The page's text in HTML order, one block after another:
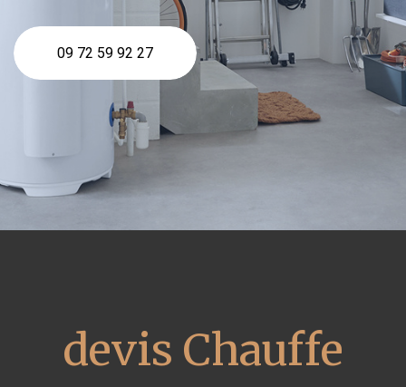
09 72 59 92 27
devis Chauffe